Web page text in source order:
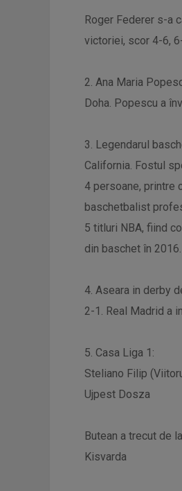
Roger Federer s-a
victoriei, scor 4-6,
2. Ana Maria
Doha. Popescu a
3. Legendarul
California. Fostul
4 persoane, printre
baschetbalist
5 titluri NBA, fiind
din baschet în 2016.
4. Aseara in derby
2-1. Real Madrid a
5. Casa Liga 1:
Steliano Filip
Ujpest Dosza
Butean a trecut de
Kisvarda